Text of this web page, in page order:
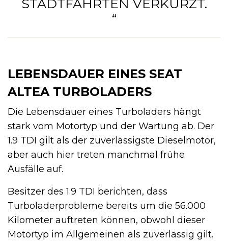
STADTFAHRTEN VERKÜRZT.
“
LEBENSDAUER EINES SEAT
ALTEA TURBOLADERS
Die Lebensdauer eines Turboladers hängt
stark vom Motortyp und der Wartung ab. Der
1.9 TDI gilt als der zuverlässigste Dieselmotor,
aber auch hier treten manchmal frühe
Ausfälle auf.
Besitzer des 1.9 TDI berichten, dass
Turboladerprobleme bereits um die 56.000
Kilometer auftreten können, obwohl dieser
Motortyp im Allgemeinen als zuverlässig gilt.